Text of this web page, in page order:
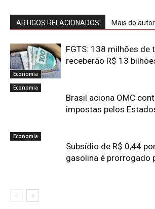
ARTIGOS RELACIONADOS Mais do autor
Economia
FGTS: 138 milhões de
receberão R$ 13
Economia
Brasil aciona OMC
impostas pelos
Economia
Subsídio de R$ 0,44
gasolina é prorrogado